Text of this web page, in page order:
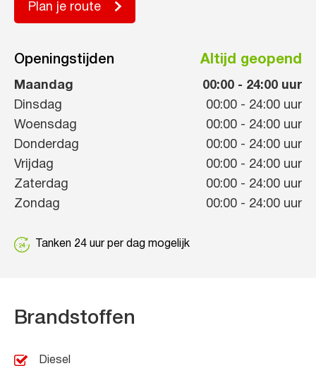
Plan je route
Openingstijden Altijd geopend
Maandag 00:00 - 24:00 uur
Dinsdag
00:00 - 24:00 uur
Woensdag
00:00 - 24:00 uur
Donderdag
00:00 - 24:00 uur
Vrijdag
00:00 - 24:00 uur
Zaterdag
00:00 - 24:00 uur
Zondag
00:00 - 24:00 uur
Tanken 24 uur per dag mogelijk
Brandstoffen
Diesel